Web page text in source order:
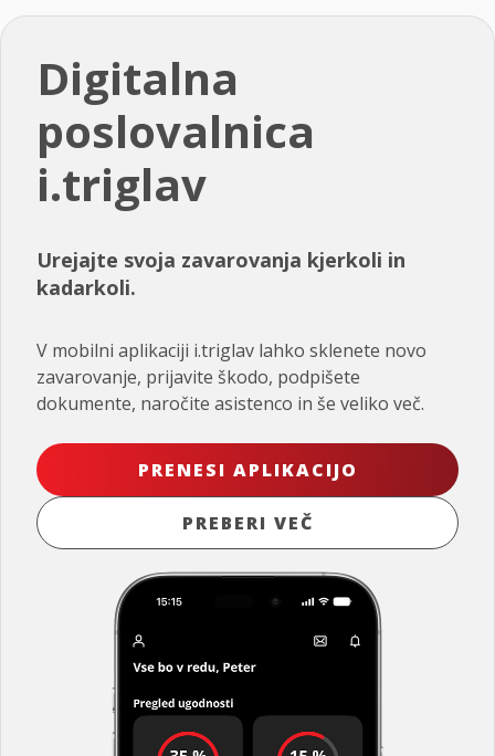
Digitalna
poslovalnica
i.triglav
Urejajte svoja zavarovanja kjerkoli in
kadarkoli.
V mobilni aplikaciji i.triglav lahko sklenete novo
zavarovanje, prijavite škodo, podpišete
dokumente, naročite asistenco in še veliko več.
PRENESI APLIKACIJO
PREBERI VEČ